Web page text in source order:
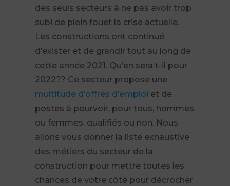
des seuls secteurs à ne pas avoir trop
subi de plein fouet la crise actuelle.
Les constructions ont continué
d’exister et de grandir tout au long de
cette année 2021. Qu’en sera t-il pour
2022?? Ce secteur propose une
multitude d’offres d’emploi et de
postes à pourvoir, pour tous, hommes
ou femmes, qualifiés ou non. Nous
allons vous donner la liste exhaustive
des métiers du secteur de la
construction pour mettre toutes les
chances de votre côté pour décrocher